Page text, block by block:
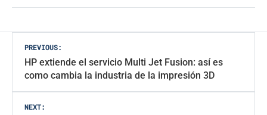
Navegación
de
entradas
PREVIOUS:
HP extiende el servicio Multi Jet Fusion: así es
como cambia la industria de la impresión 3D
NEXT: